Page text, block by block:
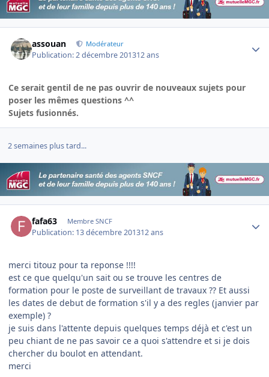
assouan Modérateur
Publication:2 décembre 201312 ans
Ce serait gentil de ne pas ouvrir de nouveaux sujets pour
poser les mêmes questions ^^
Sujets fusionnés.
2 semaines plus tard...
fafa63 Membre SNCF
Publication: 13 décembre 201312 ans
merci titouz pour ta reponse !!!!
est ce que quelqu'un sait ou se trouve les centres de
formation pour le poste de surveillant de travaux ?? Et aussi
les dates de debut de formation s'il y a des regles (janvier par
exemple) ?
je suis dans l'attente depuis quelques temps déjà et c'est un
peu chiant de ne pas savoir ce a quoi s'attendre et si je dois
chercher du boulot en attendant.
merci